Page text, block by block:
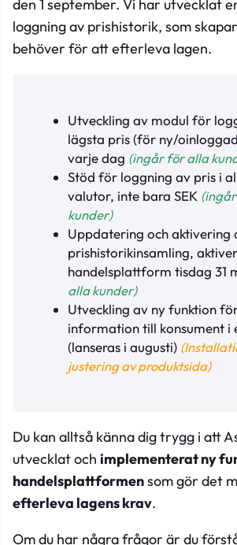
den 1 september. Vi har utvecklat
loggning av prishistorik, som
behöver för att efterleva lagen.
Utveckling av modul för
lägsta pris (för ny/
varje dag (ingår för alla
Stöd för loggning av pris i
valutor, inte bara SEK
kunder)
Uppdatering och aktivering
prishistorikinsamling,
handelsplattform tisdag 31
alla kunder)
Utveckling av ny funktion
information till konsument i
(lanseras i augusti)
justering av produktsida)
Du kan alltså känna dig trygg i att
utvecklat och implementerat ny
handelsplattformensom gör det
efterleva lagens krav.
Om du har några frågor är du